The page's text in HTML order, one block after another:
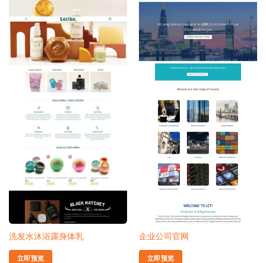
洗发水沐浴露身体乳
立即预览
企业公司官网
立即预览